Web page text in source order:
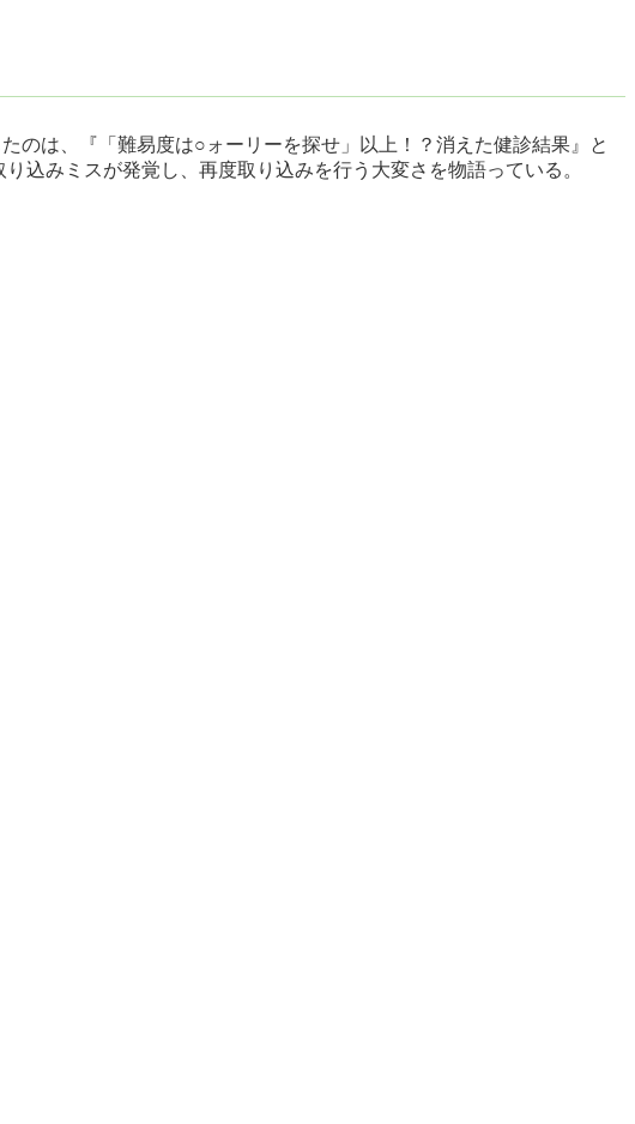
のは、『「難易度は○ォーリーを探せ」以上！？消えた健診結果』と
込みミスが発覚し、再度取り込みを行う大変さを物語っている。